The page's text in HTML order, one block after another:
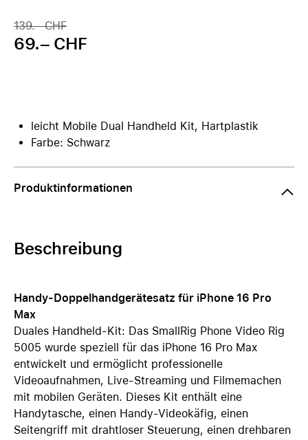
139.– CHF
69.– CHF
leicht Mobile Dual Handheld Kit, Hartplastik
Farbe: Schwarz
Produktinformationen
Beschreibung
Handy-Doppelhandgerätesatz für iPhone 16 Pro
Max
Duales Handheld-Kit: Das SmallRig Phone Video Rig
5005 wurde speziell für das iPhone 16 Pro Max
entwickelt und ermöglicht professionelle
Videoaufnahmen, Live-Streaming und Filmemachen
mit mobilen Geräten. Dieses Kit enthält eine
Handytasche, einen Handy-Videokäfig, einen
Seitengriff mit drahtloser Steuerung, einen drehbaren